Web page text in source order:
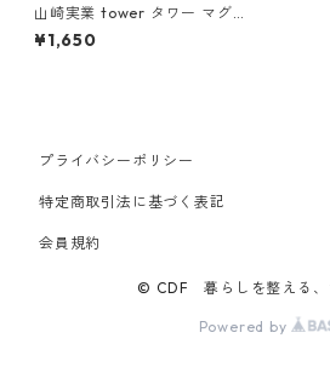
山崎実業 tower タワー マグネ
ットバスルームチューブ＆ボ
トルホルダー Lサイズ ホワイ
¥1,650
プライバシーポリシー
特定商取引法に基づく表記
会員規約
© CDF 暮らしを整える、
Powered by